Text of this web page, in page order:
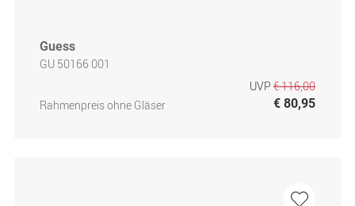
Guess
GU 50166 001
Rahmenpreis ohne Gläser
UVP € 116,00
€ 80,95